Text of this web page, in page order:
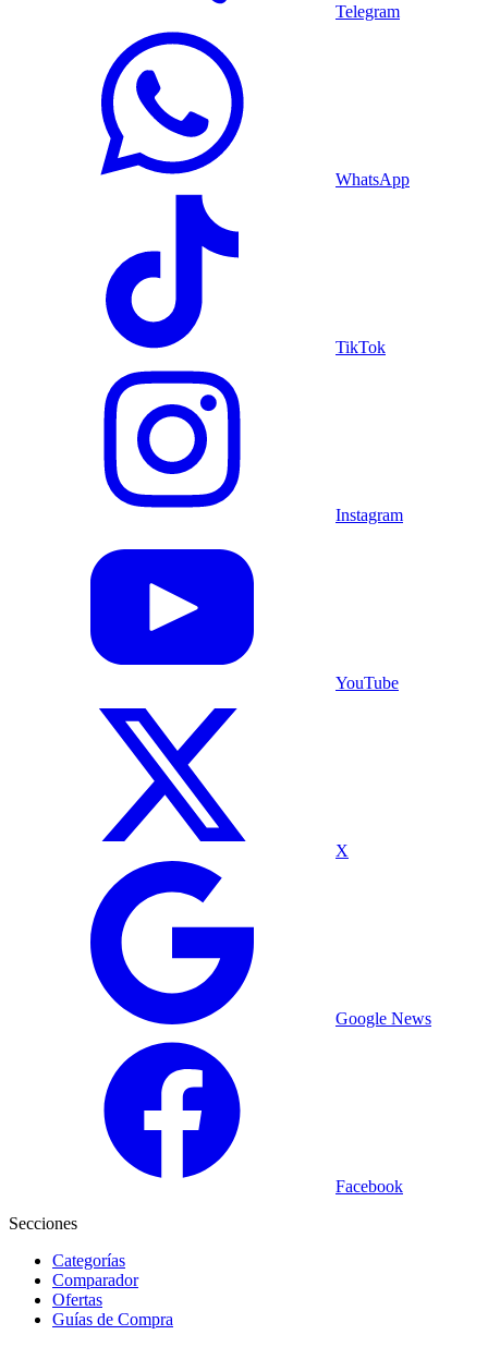
Telegram
WhatsApp
TikTok
Instagram
YouTube
X
Google News
Facebook
Secciones
Categorías
Comparador
Ofertas
Guías de Compra